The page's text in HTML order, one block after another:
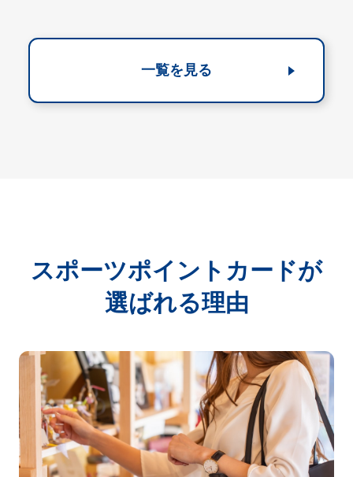
一覧を見る
スポーツポイントカードが
選ばれる理由